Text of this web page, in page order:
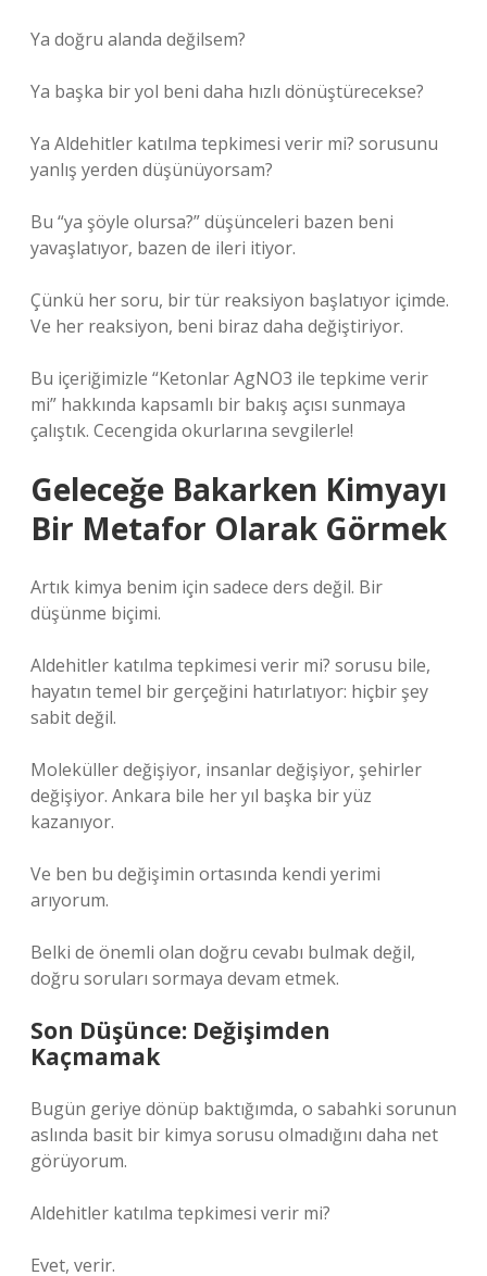
Ya doğru alanda değilsem?
Ya başka bir yol beni daha hızlı dönüştürecekse?
Ya Aldehitler katılma tepkimesi verir mi? sorusunu
yanlış yerden düşünüyorsam?
Bu “ya şöyle olursa?” düşünceleri bazen beni
yavaşlatıyor, bazen de ileri itiyor.
Çünkü her soru, bir tür reaksiyon başlatıyor içimde.
Ve her reaksiyon, beni biraz daha değiştiriyor.
Bu içeriğimizle “Ketonlar AgNO3 ile tepkime verir
mi” hakkında kapsamlı bir bakış açısı sunmaya
çalıştık. Cecengida okurlarına sevgilerle!
Geleceğe Bakarken Kimyayı
Bir Metafor Olarak Görmek
Artık kimya benim için sadece ders değil. Bir
düşünme biçimi.
Aldehitler katılma tepkimesi verir mi? sorusu bile,
hayatın temel bir gerçeğini hatırlatıyor: hiçbir şey
sabit değil.
Moleküller değişiyor, insanlar değişiyor, şehirler
değişiyor. Ankara bile her yıl başka bir yüz
kazanıyor.
Ve ben bu değişimin ortasında kendi yerimi
arıyorum.
Belki de önemli olan doğru cevabı bulmak değil,
doğru soruları sormaya devam etmek.
Son Düşünce: Değişimden
Kaçmamak
Bugün geriye dönüp baktığımda, o sabahki sorunun
aslında basit bir kimya sorusu olmadığını daha net
görüyorum.
Aldehitler katılma tepkimesi verir mi?
Evet, verir.